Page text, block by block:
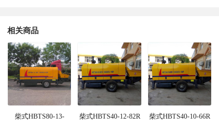
相关商品
柴式HBTS80-13-
柴式HBTS40-12-82R 柴式HBTS40-10-66R